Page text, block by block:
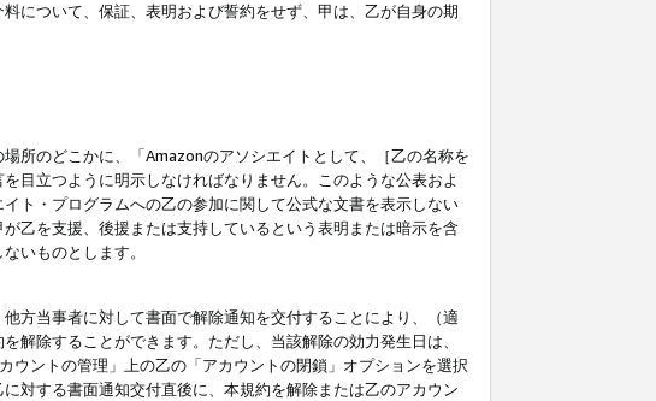
について、保証、表明および誓約をせず、甲は、乙が自身の期
所のどこかに、「Amazonのアソシエイトとして、［乙の名称を
目立つように明示しなければなりません。このような公表およ
ト・プログラムへの乙の参加に関して公式な文書を表示しない
乙を支援、後援または支持しているという表明または暗示を含
いものとします。
方当事者に対して書面で解除通知を交付することにより、（適
解除することができます。ただし、当該解除の効力発生日は、
ントの管理」上の乙の「アカウントの閉鎖」オプションを選択
対する書面通知交付直後に、本規約を解除または乙のアカウン